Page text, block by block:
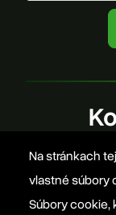
Na stránkach
vlastné súbory
Súbory cookie,